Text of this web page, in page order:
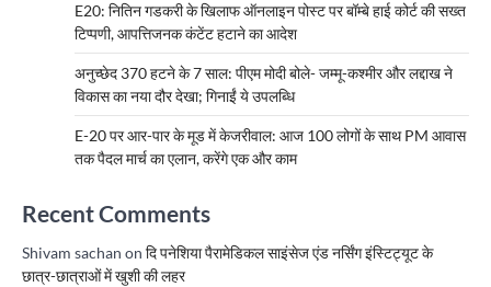
E20: नितिन गडकरी के खिलाफ ऑनलाइन पोस्ट पर बॉम्बे हाई कोर्ट की सख्त
टिप्पणी, आपत्तिजनक कंटेंट हटाने का आदेश
अनुच्छेद 370 हटने के 7 साल: पीएम मोदी बोले- जम्मू-कश्मीर और लद्दाख ने
विकास का नया दौर देखा; गिनाईं ये उपलब्धि
E-20 पर आर-पार के मूड में केजरीवाल: आज 100 लोगों के साथ PM आवास
तक पैदल मार्च का एलान, करेंगे एक और काम
Recent Comments
Shivam sachan on दि पनेशिया पैरामेडिकल साइंसेज एंड नर्सिंग इंस्टिट्यूट के
छात्र-छात्राओं में खुशी की लहर